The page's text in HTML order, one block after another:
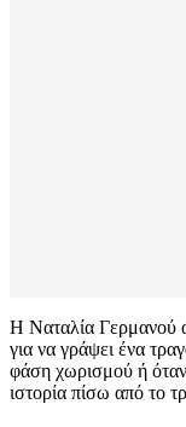
Η Ναταλία Γερμανού
για να γράψει ένα
φάση χωρισμού ή όταν
ιστορία πίσω από το